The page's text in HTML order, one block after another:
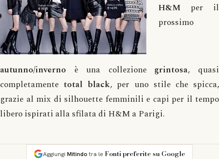
H&M per il
prossimo
autunno/inverno è una collezionegrintosa, quasi
completamente total black, per uno stile che spicca,
grazie al mix di silhouette femminili e capi per il tempo
libero ispirati alla sfilata di H&M a Parigi.
Aggiungi Mitindotra le Fonti preferite su Google